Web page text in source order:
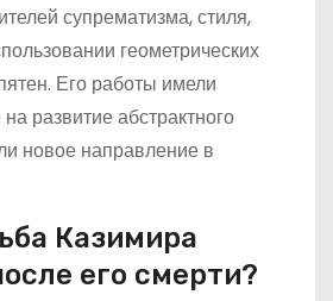
супрематизма, стиля,
геометрических
Его работы имели
развитие абстрактного
новое направление в
Казимира
его смерти?